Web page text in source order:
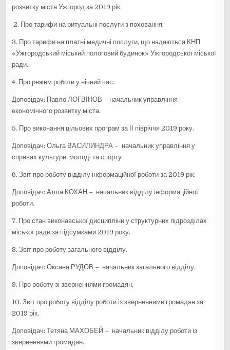
розвитку міста Ужгород за 2019 рік.
2. Про тарифи на ритуальні послуги з поховання.
3. Про тарифи на платні медичні послуги, що надаються КНП
«Ужгородський міський пологовий будинок» Ужгородської міської
ради.
4. Про режим роботи у нічний час.
Доповідач: Павло ЛОГВІНОВ – начальник управління
економічного розвитку міста.
5. Про виконання цільових програм за ІІ півріччя 2019 року.
Доповідач: Ольга ВАСИЛИНДРА – начальник управління у
справах культури, молоді та спорту
6. Звіт про роботу відділу інформаційної роботи за 2019 рік.
Доповідач: Алла КОХАН – начальник відділу інформаційної
роботи.
7. Про стан виконавської дисципліни у структурних підрозділах
міської ради за підсумками 2019 року.
8. Звіт про роботу загального відділу.
Доповідач: Оксана РУДОВ – начальник загального відділу.
9. Про роботу зі зверненнями громадян.
10. Звіт про роботу відділу роботи із зверненнями громадян за
2019 рік.
Доповідач: Тетяна МАХОБЕЙ – начальник відділу роботи із
зверненнями громадян.